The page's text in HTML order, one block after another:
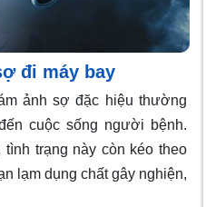
đi máy bay
ảnh sợ đặc hiệu thường
cuộc sống người bệnh.
trạng này còn kéo theo
lạm dụng chất gây nghiện,